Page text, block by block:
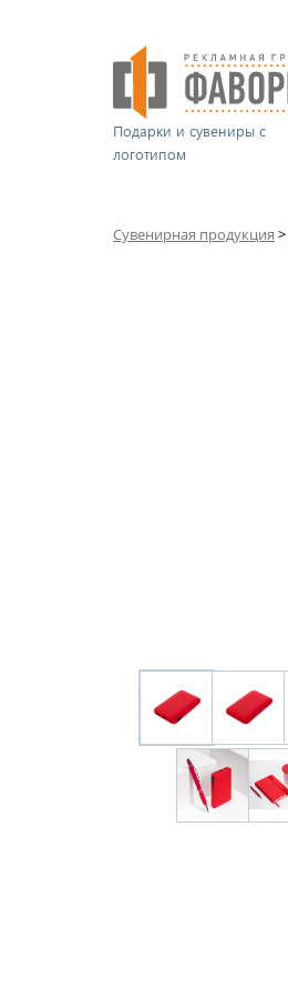
Подарки и сувениры с
логотипом
Сувенирная продукция >